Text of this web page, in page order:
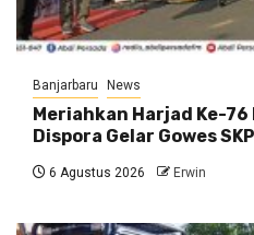
Banjarbaru News
Meriahkan Harjad Ke-
Dispora Gelar Gowes
6 Agustus 2026 Erwin